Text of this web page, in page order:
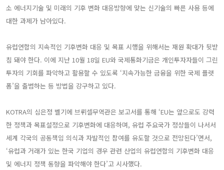
소 에너지기술 및 미래의 기후 변화 대응방향에 맞는 신기술의 빠른 사용 등에
대한 과제가 남아있다.
유럽연합의 지속적인 기후변화 대응 및 목표 시행을 위해서는 재원 확대가 뒷받
침 돼야 한다. 이에 지난 10월 18일 EU와 국제통화기금은 개인투자자들이 그린
투자의 기회를 파악하고 활용할 수 있도록 ‘지속가능한 금융을 위한 국제 플랫
폼’을 출범하는 등 방법을 강구하고 있다.
KOTRA의 심은정 벨기에 브뤼셀무역관은 보고서를 통해 ‘EU는 앞으로도 강력
한 정책과 목표설정으로 기후변화에 대응하며, 유럽 주요국가 정상들이 나서서
세계 각국의 공동책임 의식과 자발적인 참여를 유도할 것으로 전망된다’면서,
‘유럽과 거래가 있는 한국 기업의 경우 관련 산업의 유럽연합의 기후변화 대응
및 에너지 정책 동향을 파악해야 한다’고 시사했다.